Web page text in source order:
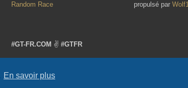
En savoir plus
Random Race
propulsé par
#GT-FR.COM ✌ #GTFR